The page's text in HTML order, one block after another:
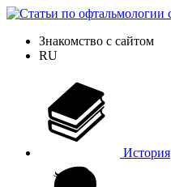
Знакомство с сайтом
RU
История